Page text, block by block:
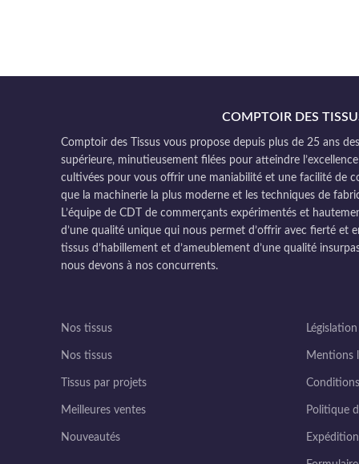
COMPTOIR DES
Comptoir des Tissus vous propose depuis plus de 25 ans
supérieure, minutieusement filées pour atteindre
cultivées pour vous offrir une maniabilité et une facilité de
que la machinerie la plus moderne et les techniques de
L’équipe de CDT de commerçants expérimentés et
d’une qualité unique qui nous permet d’offrir avec fierté et
tissus d’habillement et d’ameublement d’une qualité
nous devons à nos concurrents.
Nos tissus
Nos tissus
Tissus par projets
Meilleures ventes
Nouveautés
Législation
Mentions
Politique